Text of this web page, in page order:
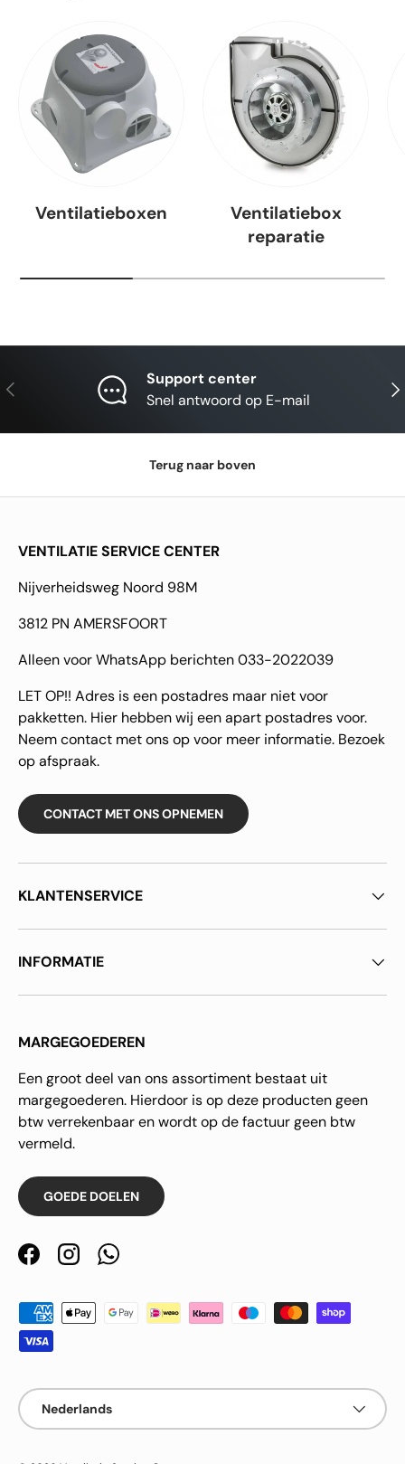
Ventilatieboxen
Ventilatiebox
reparatie
Vorige
Support center
Snel antwoord op E-mail
Terug naar boven
VENTILATIE SERVICE CENTER
Nijverheidsweg Noord 98M
3812 PN AMERSFOORT
Alleen voor WhatsApp berichten 033-2022039
LET OP!! Adres is een postadres maar niet voor
pakketten. Hier hebben wij een apart postadres voor.
Neem contact met ons op voor meer informatie. Bezoek
op afspraak.
CONTACT MET ONS OPNEMEN
KLANTENSERVICE
INFORMATIE
MARGEGOEDEREN
Een groot deel van ons assortiment bestaat uit
margegoederen. Hierdoor is op deze producten geen
btw verrekenbaar en wordt op de factuur geen btw
vermeld.
GOEDE DOELEN
FacebookInstagramWhatsApp
Geaccepteerde betaalmethoden
Taal
Nederlands